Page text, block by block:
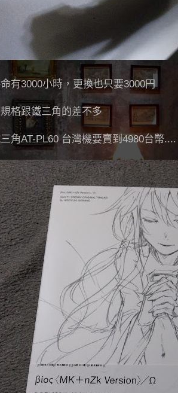
有3000小時，更換也只要3000円
格跟鐵三角的差不多
角AT-PL60 台灣機要賣到4980台幣